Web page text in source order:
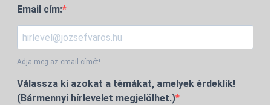
Email cím:
Adja meg az email címét!
Válassza ki azokat a témákat, amelyek érdeklik!
(Bármennyi hírlevelet megjelölhet.)